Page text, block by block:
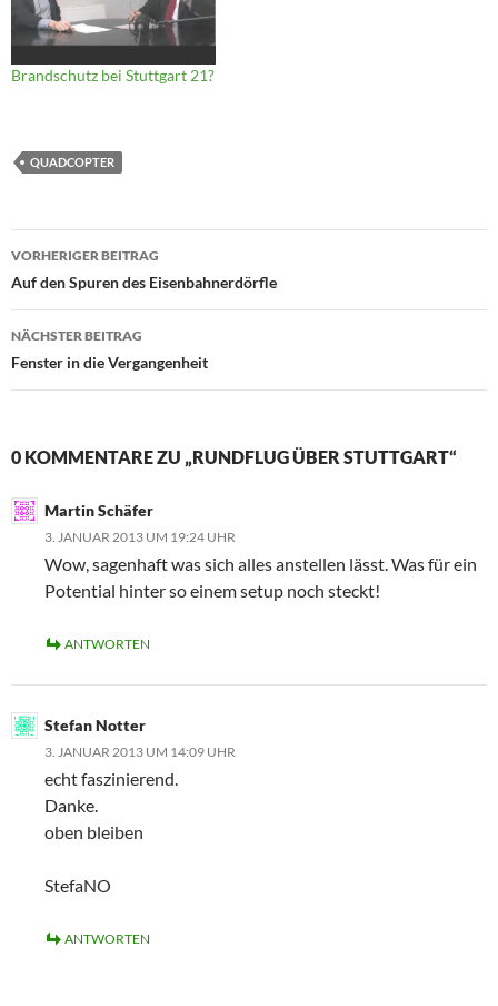
Brandschutz bei Stuttgart 21?
QUADCOPTER
Beitragsnavigation
VORHERIGER BEITRAG
Auf den Spuren des Eisenbahnerdörfle
NÄCHSTER BEITRAG
Fenster in die Vergangenheit
0 KOMMENTARE ZU „RUNDFLUG ÜBER STUTTGART“
Martin Schäfer
3. JANUAR 2013 UM 19:24 UHR
Wow, sagenhaft was sich alles anstellen lässt. Was für ein
Potential hinter so einem setup noch steckt!
ANTWORTEN
Stefan Notter
3. JANUAR 2013 UM 14:09 UHR
echt faszinierend.
Danke.
oben bleiben
StefaNO
ANTWORTEN